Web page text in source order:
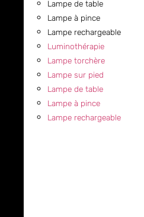
Lampe de table
Lampe à pince
Lampe rechargeable
Luminothérapie
Lampe torchère
Lampe sur pied
Lampe de table
Lampe à pince
Lampe rechargeable